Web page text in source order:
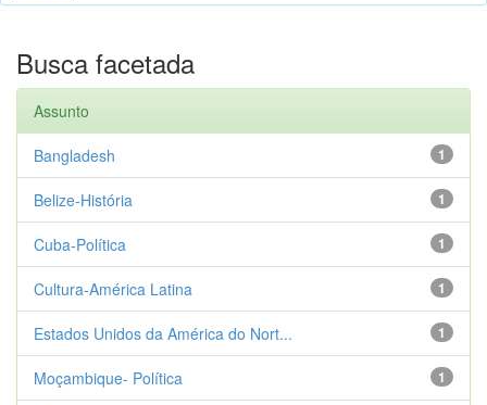
Busca facetada
Assunto
1
Bangladesh
1
Belize-História
1
Cuba-Política
1
Cultura-América Latina
1
Estados Unidos da América do Nort...
1
Moçambique- Política